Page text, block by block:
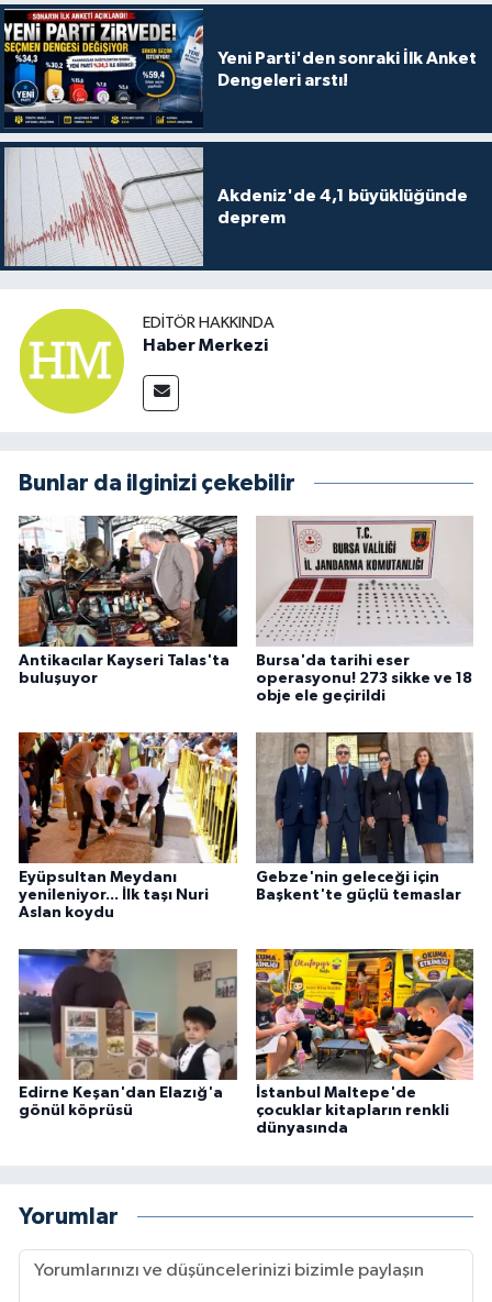
Yeni Parti'den sonraki İlk Anket
Dengeleri arstı!
Akdeniz'de 4,1 büyüklüğünde
deprem
EDITÖR HAKKINDA
Haber Merkezi
Bunlar da ilginizi çekebilir
Antikacılar Kayseri Talas'ta
buluşuyor
Bursa'da tarihi eser
operasyonu! 273 sikke ve 18
obje ele geçirildi
Eyüpsultan Meydanı
yenileniyor... İlk taşı Nuri
Aslan koydu
Gebze'nin geleceği için
Başkent'te güçlü temaslar
Edirne Keşan'dan Elazığ'a
gönül köprüsü
İstanbul Maltepe'de
çocuklar kitapların renkli
dünyasında
Yorumlar